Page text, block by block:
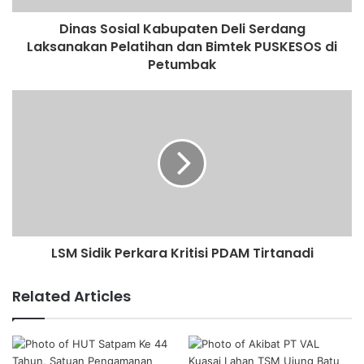
Dinas Sosial Kabupaten Deli Serdang
Laksanakan Pelatihan dan Bimtek PUSKESOS di
Petumbak
LSM Sidik Perkara Kritisi PDAM Tirtanadi
Related Articles